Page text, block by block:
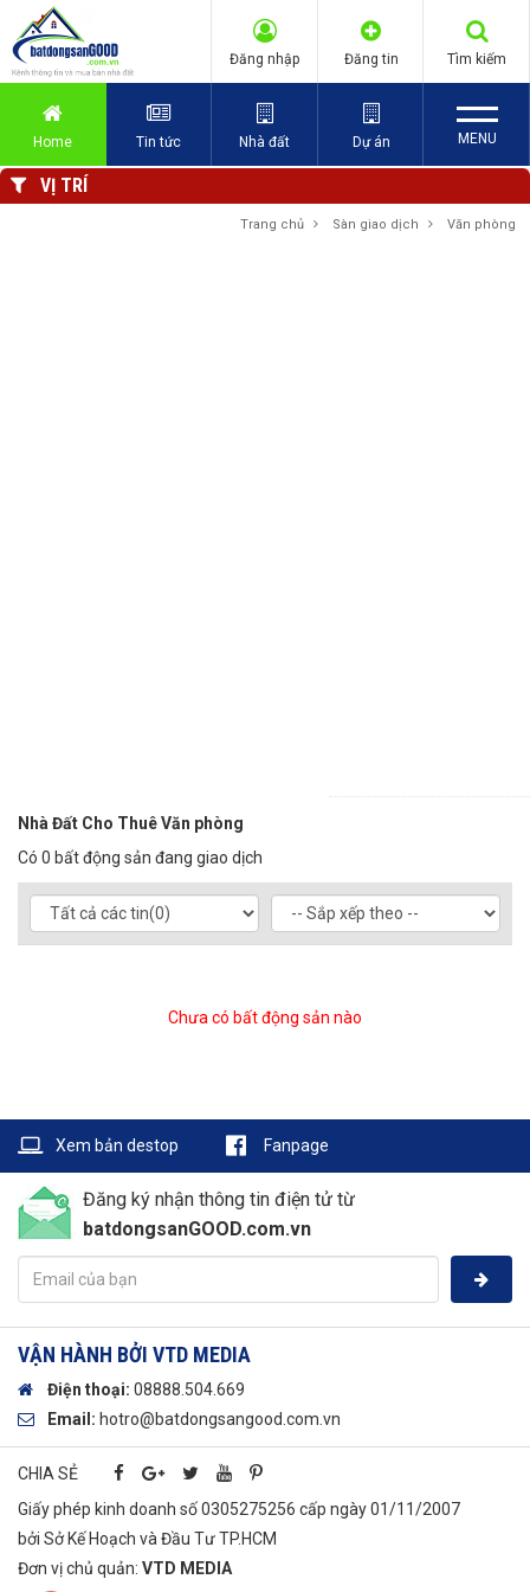
Đăng nhập Đăng tin Tìm kiếm
Home Tin tức Nhà đất Dự án MENU
VỊ TRÍ
Trang chủ Sàn giao dịch Văn phòng
Nhà Đất Cho Thuê Văn phòng
Có 0 bất động sản đang giao dịch
Chưa có bất động sản nào
Xem bản destop Fanpage
Đăng ký nhận thông tin điện tử từ
batdongsanGOOD.com.vn
VẬN HÀNH BỞI VTD MEDIA
Điện thoại: 08888.504.669
Email: hotro@batdongsangood.com.vn
CHIA SẺ
Giấy phép kinh doanh số 0305275256 cấp ngày 01/11/2007
bởi Sở Kế Hoạch và Đầu Tư TP.HCM
Đơn vị chủ quản: VTD​ MEDIA